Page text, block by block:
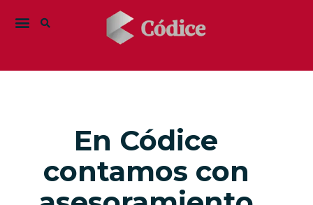
En Códice
contamos con